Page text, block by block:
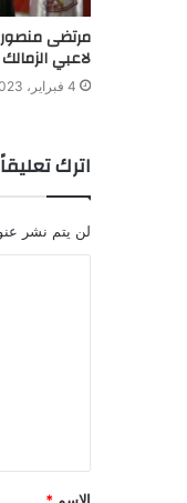
مرتضى
لاعبي
4 فبراير، 2023
اترك تعليقاً
لن يتم نشر